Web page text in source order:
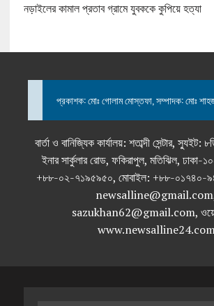
নড়াইলের কামাল প্রতাব গ্রামে যুবককে কুপিয়ে হত্যা
প্রকাশক: মোঃ গোলাম মোস্তফা, সম্পাদক: মোঃ
বার্তা ও বানিজ্যিক কার্যালয়: শতাব্দী সেন্টার,
ইনার সার্কুলার রোড, ফকিরাপুল, মতিঝিল, ঢাকা-
+৮৮-০২-৭১৯৫৯৫০, মোবাইল: +৮৮-০১৭৪০-
sazukhan62@gmail.com,